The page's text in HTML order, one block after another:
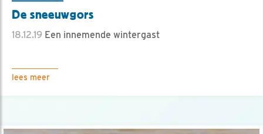
De sneeuwgors
18.12.19 Een innemende wintergast
lees meer